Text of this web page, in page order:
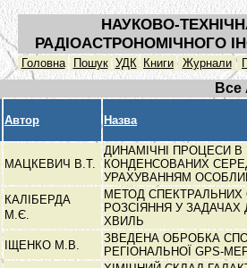
НАУКОВО-
РАДІОАСТРОНОМІЧНОГО
Головна Пошук УДК Книги Журнали
Все
Автор Назва
МАЦКЕВИЧ В.Т.
ДИНАМІЧНІ ПРОЦЕСИ В
КОНДЕНСОВАНИХ
УРАХУВАННЯМ
КАЛІБЕРДА
М.Є.
МЕТОД СПЕКТРАЛЬНИХ
РОЗСІЯННЯ У ЗАДАЧАХ
ХВИЛЬ
ІЩЕНКО М.В.
ЗВЕДЕНА ОБРОБКА
РЕГІОНАЛЬНОЇ GPS-